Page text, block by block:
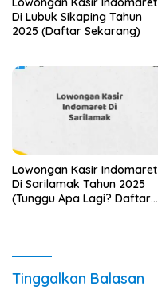
Di Lubuk Sikaping Tahun
2025 (Daftar Sekarang)
Lowongan Kasir Indomaret
Di Sarilamak Tahun 2025
(Tunggu Apa Lagi? Daftar
Tinggalkan Balasan